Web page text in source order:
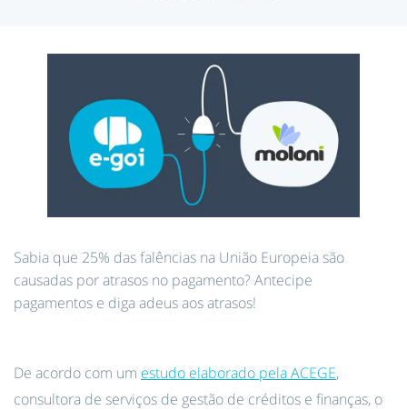
Sabia que 25% das falências na União Europeia são
causadas por atrasos no pagamento? Antecipe
pagamentos e diga adeus aos atrasos!
De acordo com um estudo elaborado pela ACEGE,
consultora de serviços de gestão de créditos e finanças, o